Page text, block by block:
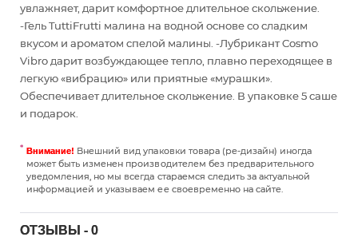
увлажняет, дарит комфортное длительное скольжение.
-Гель TuttiFrutti малина на водной основе со сладким
вкусом и ароматом спелой малины. -Лубрикант Cosmo
Vibro дарит возбуждающее тепло, плавно переходящее в
легкую «вибрацию» или приятные «мурашки».
Обеспечивает длительное скольжение. В упаковке 5 саше
и подарок.
Внимание! Внешний вид упаковки товара (ре-дизайн) иногда
может быть изменен производителем без предварительного
уведомления, но мы всегда стараемся следить за актуальной
информацией и указываем ее своевременно на сайте.
ОТЗЫВЫ - 0